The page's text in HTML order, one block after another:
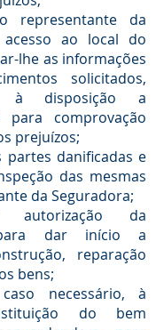
representante da
ao local do
lhe as informações
solicitados,
à disposição a
para comprovação
prejuízos;
partes danificadas e
das mesmas
da Seguradora;
autorização da
para dar início a
reparação
bens;
necessário, à
do bem